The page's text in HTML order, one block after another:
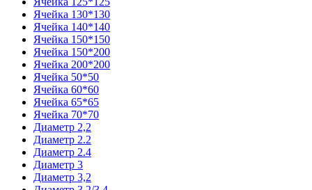
Ячейка 130*130
Ячейка 140*140
Ячейка 150*150
Ячейка 150*200
Ячейка 200*200
Ячейка 50*50
Ячейка 60*60
Ячейка 65*65
Ячейка 70*70
Диаметр 2,2
Диаметр 2.2
Диаметр 2.4
Диаметр 3
Диаметр 3,2